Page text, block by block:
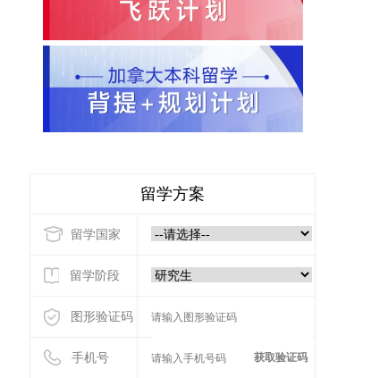
留学方案
留学国家
留学阶段
图形验证码
手机号 获取验证码